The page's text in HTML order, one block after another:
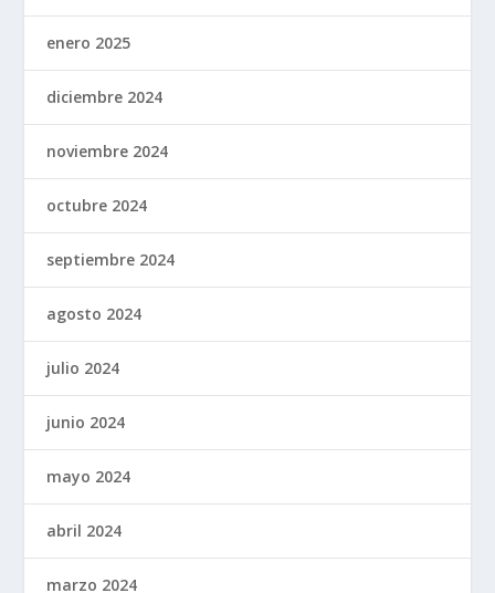
enero 2025
diciembre 2024
noviembre 2024
octubre 2024
septiembre 2024
agosto 2024
julio 2024
junio 2024
mayo 2024
abril 2024
marzo 2024